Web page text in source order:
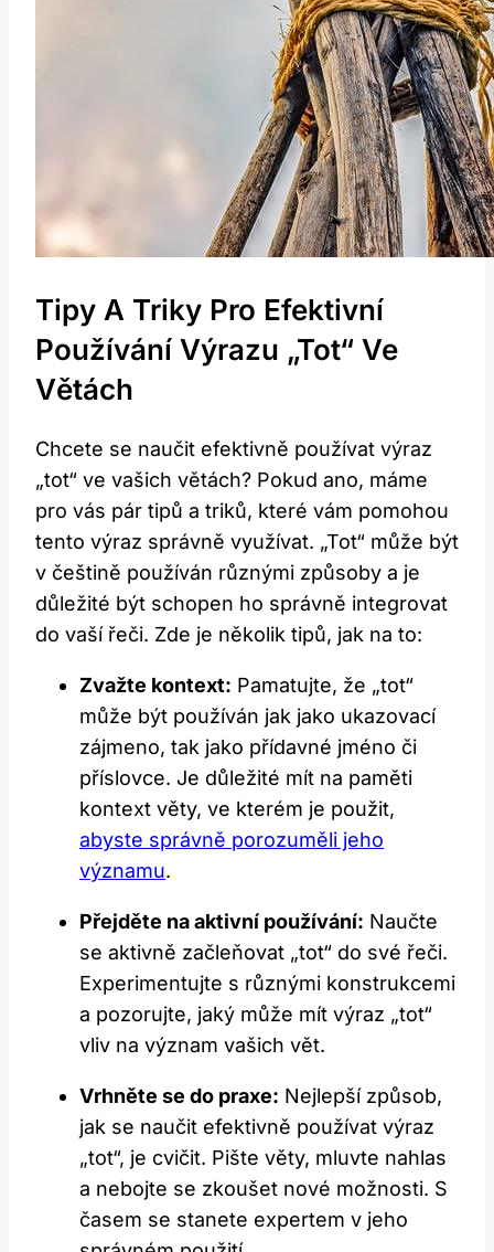
Tipy A Triky Pro Efektivní
Používání Výrazu „tot“ Ve
Větách
Chcete se naučit efektivně používat výraz
„tot“ ve vašich větách? Pokud ano, máme
pro vás pár tipů a triků, které vám pomohou
tento výraz správně využívat. „Tot“ může být
v češtině používán různými způsoby a je
důležité být schopen ho správně integrovat
do vaší řeči. Zde je několik tipů, jak na to:
Zvažte kontext: Pamatujte, že „tot“
může být používán jak jako ukazovací
zájmeno, tak jako přídavné jméno či
příslovce. Je důležité mít na paměti
kontext věty, ve kterém je použit,
abyste správně porozuměli jeho
významu.
Přejděte na aktivní používání: Naučte
se aktivně začleňovat „tot“ do své řeči.
Experimentujte s různými konstrukcemi
a pozorujte, jaký může mít výraz „tot“
vliv na význam vašich vět.
Vrhněte se do praxe: Nejlepší způsob,
jak se naučit efektivně používat výraz
„tot“, je cvičit. Pište věty, mluvte nahlas
a nebojte se zkoušet nové možnosti. S
časem se stanete expertem v jeho